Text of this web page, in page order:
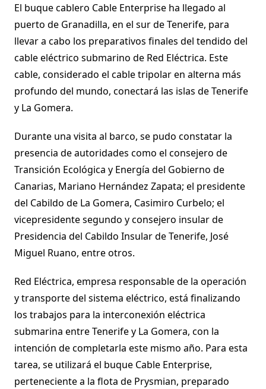
El buque cablero Cable Enterprise ha llegado al
puerto de Granadilla, en el sur de Tenerife, para
llevar a cabo los preparativos finales del tendido del
cable eléctrico submarino de Red Eléctrica. Este
cable, considerado el cable tripolar en alterna más
profundo del mundo, conectará las islas de Tenerife
y La Gomera.
Durante una visita al barco, se pudo constatar la
presencia de autoridades como el consejero de
Transición Ecológica y Energía del Gobierno de
Canarias, Mariano Hernández Zapata; el presidente
del Cabildo de La Gomera, Casimiro Curbelo; el
vicepresidente segundo y consejero insular de
Presidencia del Cabildo Insular de Tenerife, José
Miguel Ruano, entre otros.
Red Eléctrica, empresa responsable de la operación
y transporte del sistema eléctrico, está finalizando
los trabajos para la interconexión eléctrica
submarina entre Tenerife y La Gomera, con la
intención de completarla este mismo año. Para esta
tarea, se utilizará el buque Cable Enterprise,
perteneciente a la flota de Prysmian, preparado